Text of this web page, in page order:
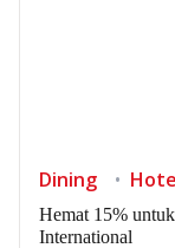
Dining
Hemat 15%
International